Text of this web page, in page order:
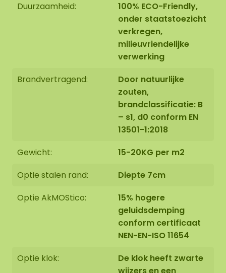
stalen rand.De stalen rand is voorzien van een
hoogwaardige poedercoating in de kleur MAT
zwart RAL 9005 (industrieel zwart). De zwarte
stalen randen van de ovalen zijn verkrijgbaar in
twee maten: 120x60 cm en 160x80 cm. Hierdoor
per m².
Montage:
De mosovaal wordt met grote zorg, speciaal voor
u op bestelling met de hand gemaakt in Asten,
Duurzaamheid:
100% ECO-Friendly,
onder staatstoezicht
verkregen,
milieuvriendelijke
verwerking
Brandvertragend:
Door natuurlijke
zouten,
brandclassificatie: B
– s1, d0 conform EN
13501-1:2018
Gewicht:
15-20KG per m2
Optie stalen rand:
Diepte 7cm
Optie AkMOStico:
15% hogere
geluidsdemping
conform certificaat
NEN-EN-ISO 11654
Optie klok:
De klok heeft zwarte